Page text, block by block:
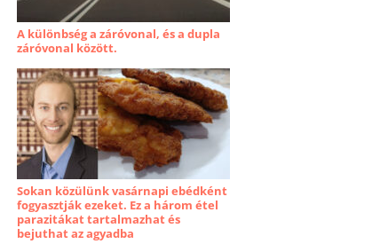
A különbség a záróvonal, és a dupla
záróvonal között.
Sokan közülünk vasárnapi ebédként
fogyasztják ezeket. Ez a három étel
parazitákat tartalmazhat és
bejuthat az agyadba